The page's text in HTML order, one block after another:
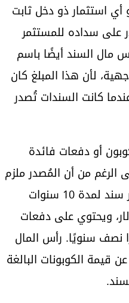
استثمار ذو دخل ثابت
على سداده للمستثمر
مال السند أيضًا باسم
لأن هذا المبلغ كان
كانت السندات تُصدر
أو دفعات فائدة
الرغم من أن المُصدر ملزم
بدفع هذه أيضًا. قد يتم إصدار سند لمدة 10 سنوات
تبلغ 10,000 دولار، ويحتوي على دفعات
بقيمة 50 دولارًا نصف سنويًا. رأس المال
عن قيمة الكوبونات البالغة